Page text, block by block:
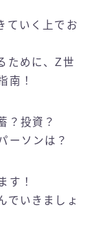
ていく上でお
ために、Z世
南！
？投資？
ーソンは？
す！
でいきましょ